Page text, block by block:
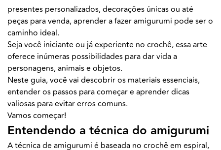
presentes personalizados, decorações únicas ou até
peças para venda, aprender a fazer amigurumi pode ser o
caminho ideal.
Seja você iniciante ou já experiente no crochê, essa arte
oferece inúmeras possibilidades para dar vida a
personagens, animais e objetos.
Neste guia, você vai descobrir os materiais essenciais,
entender os passos para começar e aprender dicas
valiosas para evitar erros comuns.
Vamos começar!
Entendendo a técnica do amigurumi
A técnica de amigurumi é baseada no crochê em espiral,